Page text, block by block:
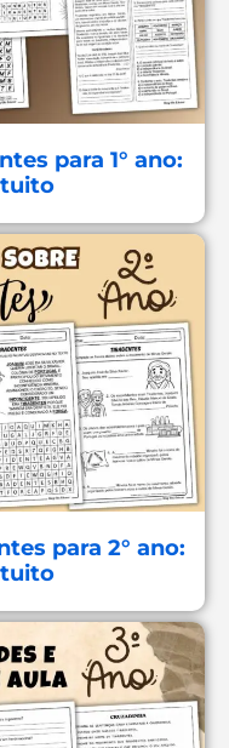
para 1° ano:
para 2° ano: